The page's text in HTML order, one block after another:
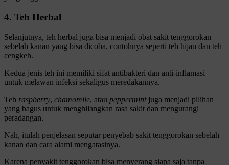
4. Teh Herbal
Selanjutnya, teh herbal juga bisa menjadi obat sakit tenggorokan
sebelah kanan yang bisa dicoba, contohnya seperti teh hijau dan teh
cengkeh.
Kedua jenis teh ini memiliki sifat antibakteri dan anti-inflamasi
untuk melawan infeksi sekaligus meredakannya.
Teh raspberry, chamomile, atau peppermint juga menjadi pilihan
yang bagus untuk menghilangkan rasa sakit dan mengurangi
peradangan.
Nah, itulah penjelasan seputar penyebab sakit tenggorokan sebelah
kanan dan cara alami mengatasinya.
Karena penyakit tenggorokan bisa menyerang siapa saja tanpa